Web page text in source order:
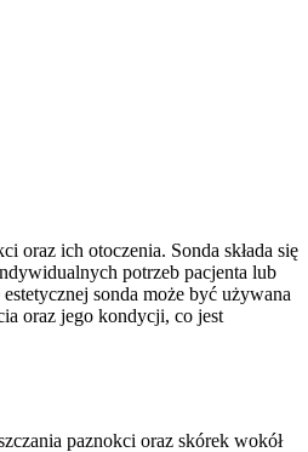
oraz ich otoczenia. Sonda składa się
potrzeb pacjenta lub
sonda może być używana
oraz jego kondycji, co jest
paznokci oraz skórek wokół